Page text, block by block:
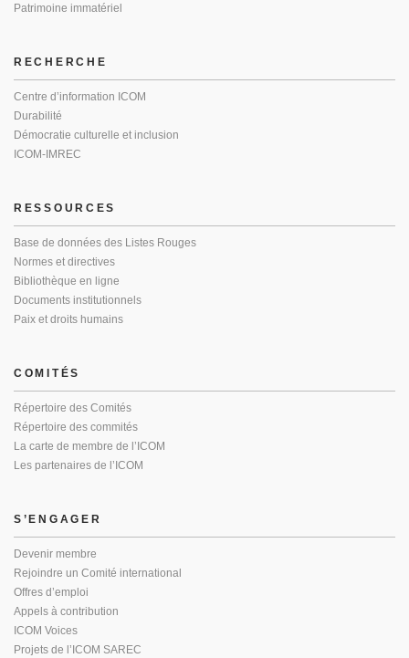
Patrimoine immatériel
RECHERCHE
Centre d’information ICOM
Durabilité
Démocratie culturelle et inclusion
ICOM-IMREC
RESSOURCES
Base de données des Listes Rouges
Normes et directives
Bibliothèque en ligne
Documents institutionnels
Paix et droits humains
COMITÉS
Répertoire des Comités
Répertoire des commités
La carte de membre de l’ICOM
Les partenaires de l’ICOM
S’ENGAGER
Devenir membre
Rejoindre un Comité international
Offres d’emploi
Appels à contribution
ICOM Voices
Projets de l’ICOM SAREC